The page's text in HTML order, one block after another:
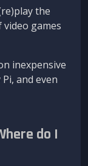
the
games
inexpensive
and even
do I